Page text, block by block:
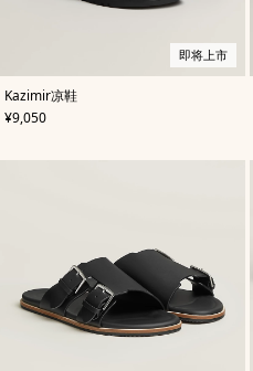
Kazimir凉鞋
,颜
色:
黑
,
价格
¥9,050
即
将
上
即将上市